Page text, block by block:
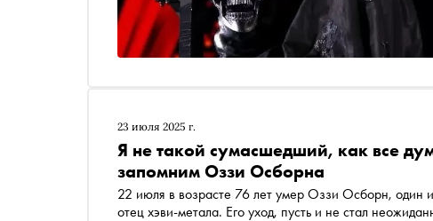
23 июля 2025 г.
Я не такой сумасшедший, как все
запомним Оззи Осборна
22 июля в возрасте 76 лет умер Оззи Осборн, один
отец хэви-метала. Его уход, пусть и не стал